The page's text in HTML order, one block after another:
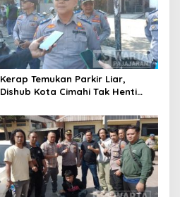
Kerap Temukan Parkir Liar,
Dishub Kota Cimahi Tak Henti